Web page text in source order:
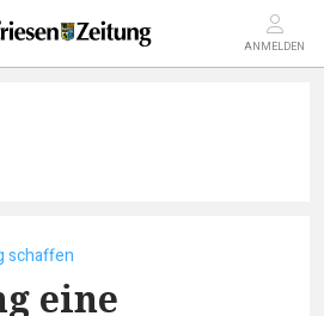
ANMELDEN
schaffen
eine